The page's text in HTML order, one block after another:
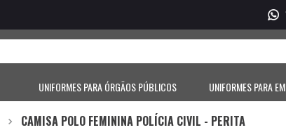
UNIFORMES PARA ÓRGÃOS PÚBLICOS UNIFORMES PARA
CAMISA POLO FEMININA POLÍCIA CIVIL - PERITA